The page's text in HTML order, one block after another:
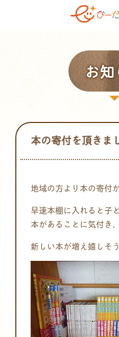
お
本の寄付を頂きま
地域の方より本の寄付
早速本棚に入れると子
本があることに気付き
新しい本が増え嬉しそ